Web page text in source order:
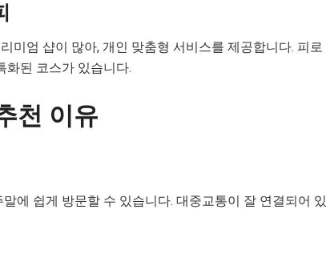
미엄 샵이 많아, 개인 맞춤형 서비스를 제공합니다. 피로
화된 코스가 있습니다.
천 이유
에 쉽게 방문할 수 있습니다. 대중교통이 잘 연결되어 있